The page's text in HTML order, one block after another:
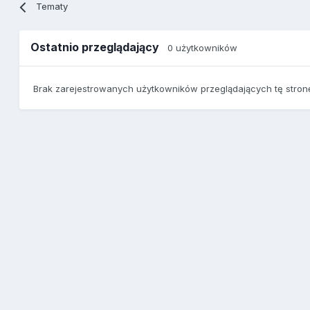
Tematy
Ostatnio przeglądający0 użytkowników
Brak zarejestrowanych użytkowników przeglądających tę